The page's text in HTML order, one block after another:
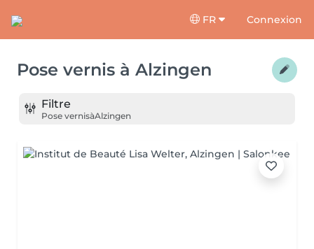
FR Connexion
Pose vernis à Alzingen
Filtre
Pose vernisàAlzingen